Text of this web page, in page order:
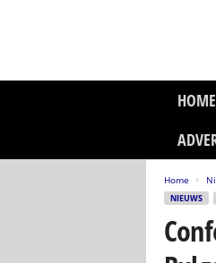
HOME
Home
NIEUWS